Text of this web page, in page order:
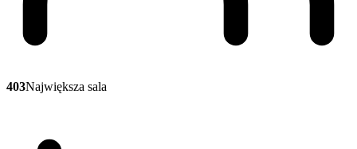
403Największa sala